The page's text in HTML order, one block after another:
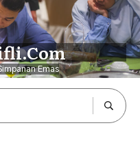
Emas